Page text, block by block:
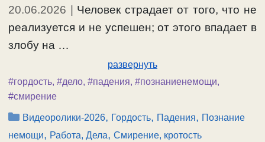
20.06.2026
Человек страдает от того, что не
реализуется и не успешен; от этого впадает в
злобу на …
развернуть
#гордость, #дело, #падения, #познаниенемощи,
#смирение
Рубрики
Видеоролики-2026, Гордость, Падения, Познание
немощи, Работа, Дела, Смирение, кротость